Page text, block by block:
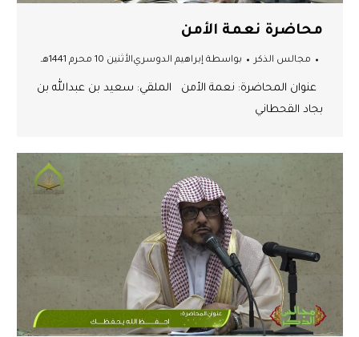
محاضرة نعمة الأمن
مجالس الذكر بواسطة إبراهيم الدوسريالأثنين 10 محرم 1441هـ
عنوان المحاضرة: نعمة الأمن الملقي: سعيد بن عبدالله بن
بجاد القحطاني